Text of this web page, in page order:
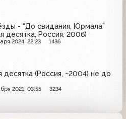
- “До свидания, Юрмала”
десятка, Россия, 2006)
2024, 22:23 1436
десятка (Россия, ~2004) не до
2021, 03:55 3234